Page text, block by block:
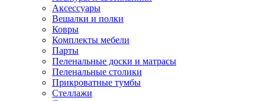
Аксессуары
Вешалки и полки
Ковры
Комплекты мебели
Парты
Пеленальные доски и матрасы
Пеленальные столики
Прикроватные тумбы
Стеллажи